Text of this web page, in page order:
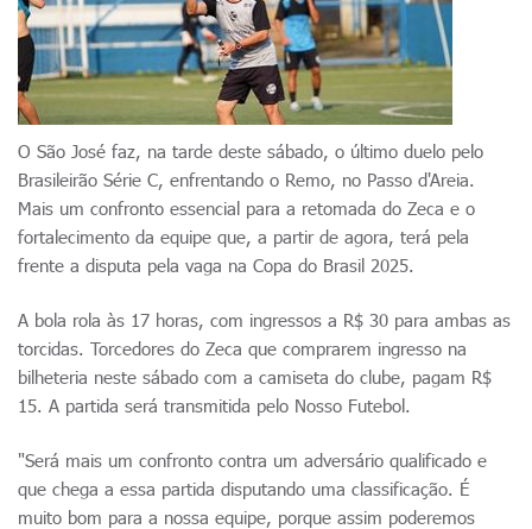
O São José faz, na tarde deste sábado, o último duelo pelo
Brasileirão Série C, enfrentando o Remo, no Passo d'Areia.
Mais um confronto essencial para a retomada do Zeca e o
fortalecimento da equipe que, a partir de agora, terá pela
frente a disputa pela vaga na Copa do Brasil 2025.
A bola rola às 17 horas, com ingressos a R$ 30 para ambas as
torcidas. Torcedores do Zeca que comprarem ingresso na
bilheteria neste sábado com a camiseta do clube, pagam R$
15. A partida será transmitida pelo Nosso Futebol.
"Será mais um confronto contra um adversário qualificado e
que chega a essa partida disputando uma classificação. É
muito bom para a nossa equipe, porque assim poderemos